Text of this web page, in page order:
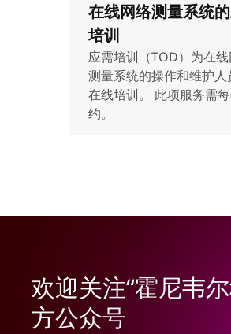
在线网络测量系统
培训
应需培训（TOD）为在
测量系统的操作和维护人
在线培训。 此项服务需
约。
欢迎关注“霍尼韦
方公众号